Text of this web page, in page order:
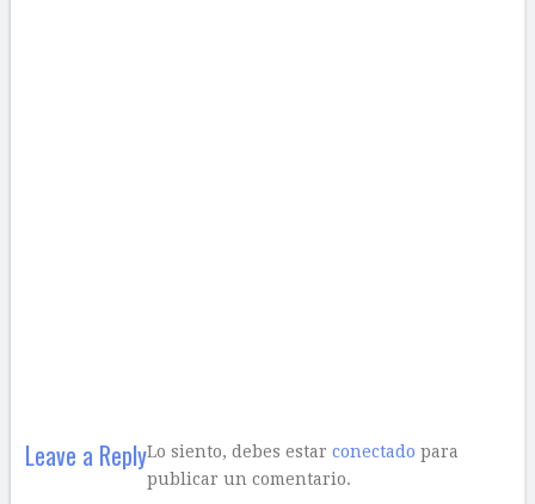
Leave a ReplyLo siento, debes estar conectado para
publicar un comentario.